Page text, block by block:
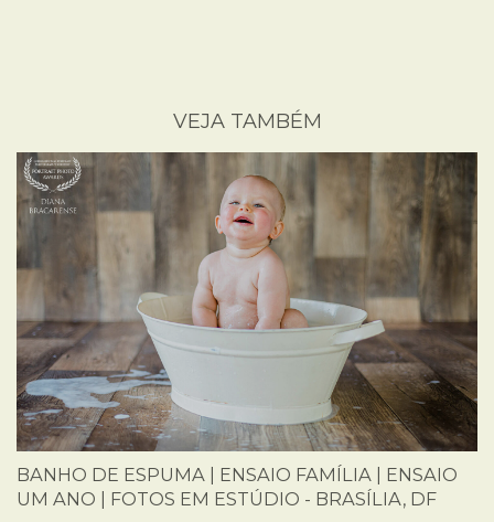
VEJA TAMBÉM
BANHO DE ESPUMA | ENSAIO FAMÍLIA | ENSAIO
UM ANO | FOTOS EM ESTÚDIO - BRASÍLIA, DF